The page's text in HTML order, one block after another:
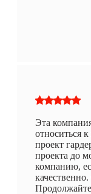
Эта
относиться
проект
проекта до
компанию,